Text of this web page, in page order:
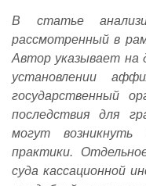
В статье
рассмотренный в
Автор указывает на
установлении
государственный
последствия для
могут возникнуть
практики.
суда кассационной